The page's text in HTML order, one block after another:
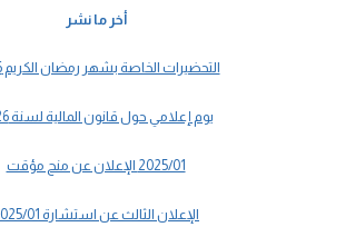
أخر ما نشر
التحضيرات الخاصة بشهر رمضان الكريم 2026
يوم إعلامي حول قانون المالية لسنة 2026
2025/01 الإعلان عن منح مؤقت
الإعلان الثالث عن استشارة 2025/01